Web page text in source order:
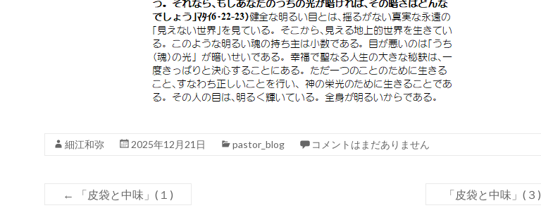
細江和弥 2025年12月21日 pastor_blog コメントはまだありません
← 「皮袋と中味」(１) 「皮袋と中味」(３)